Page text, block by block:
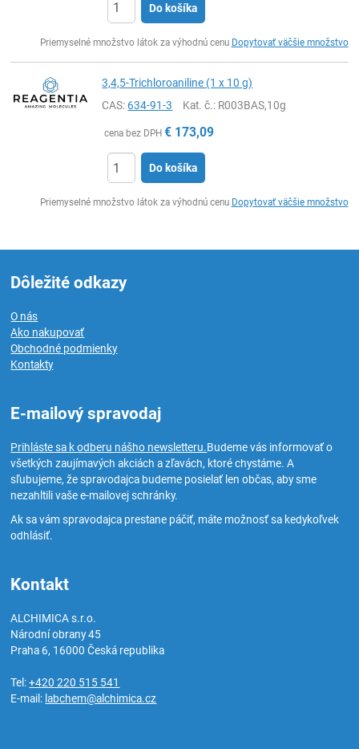
Do košíka
Priemyselné množstvo látok za výhodnú cenu Dopytovať väčšie množstvo
3,4,5-Trichloroaniline (1 x 10 g)
CAS:634-91-3 Kat. č.: R003BAS,10g
cena bez DPH € 173,09
Do košíka
Priemyselné množstvo látok za výhodnú cenu Dopytovať väčšie množstvo
Dôležité odkazy
O nás
Ako nakupovať
Obchodné podmienky
Kontakty
E-mailový spravodaj
Prihláste sa k odberu nášho newsletteru.Budeme vás informovať o
všetkých zaujímavých akciách a zľavách, ktoré chystáme. A
sľubujeme, že spravodajca budeme posielať len občas, aby sme
nezahltili vaše e-mailovej schránky.
Ak sa vám spravodajca prestane páčiť, máte možnosť sa kedykoľvek
odhlásiť.
Kontakt
ALCHIMICA s.r.o.
Národní obrany 45
Praha 6, 16000Česká republika
Tel:+420 220 515 541
E-mail: labchem@alchimica.cz